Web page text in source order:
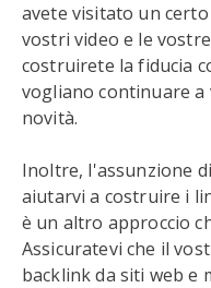
avete visitato un
vostri video e le
costruirete la fiducia
vogliano continuare
novità.
Inoltre, l'assunzione
aiutarvi a costruire i
è un altro approccio
Assicuratevi che il
backlink da siti web e